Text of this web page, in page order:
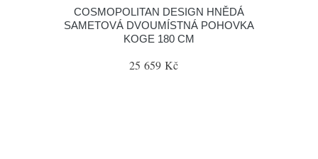
COSMOPOLITAN DESIGN HNĚDÁ
SAMETOVÁ DVOUMÍSTNÁ POHOVKA
KOGE 180 CM
25 659 Kč